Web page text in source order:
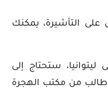
التأشيرة، يمكنك
ستحتاج إلى
طالب من مكتب الهجرة